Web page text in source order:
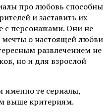
про любовь способны
и заставить их
с персонажами. Они не
мечты о настоящей любви
развлечением не
но и для взрослой
именно те сериалы,
выше критериям.